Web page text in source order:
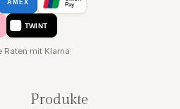
AMEX
Pay
TWINT
Raten mit Klarna
Produkte